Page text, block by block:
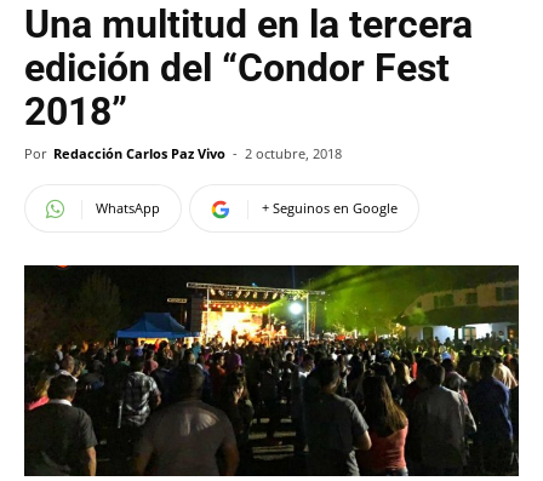
Una multitud en la tercera
edición del “Condor Fest
2018”
Por Redacción Carlos Paz Vivo - 2 octubre, 2018
WhatsApp + Seguinos en Google